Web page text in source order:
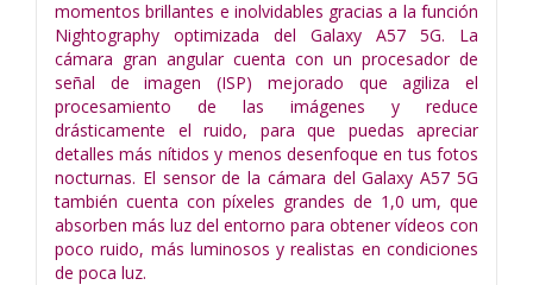
momentos brillantes e inolvidables gracias a la función
Nightography optimizada del Galaxy A57 5G. La
cámara gran angular cuenta con un procesador de
señal de imagen (ISP) mejorado que agiliza el
procesamiento de las imágenes y reduce
drásticamente el ruido, para que puedas apreciar
detalles más nítidos y menos desenfoque en tus fotos
nocturnas. El sensor de la cámara del Galaxy A57 5G
también cuenta con píxeles grandes de 1,0 um, que
absorben más luz del entorno para obtener vídeos con
poco ruido, más luminosos y realistas en condiciones
de poca luz.